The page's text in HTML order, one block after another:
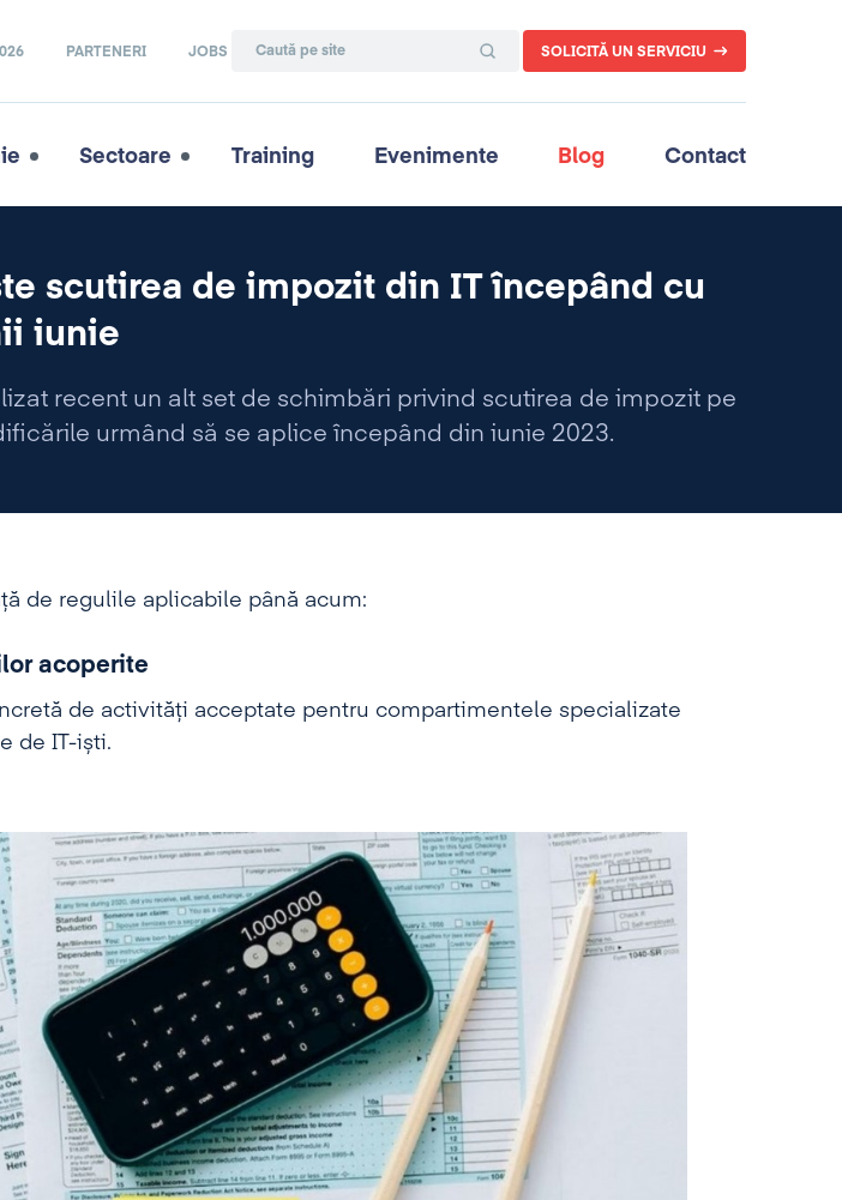
PARTENERI JOBS SOLICITĂ UN SERVICIU
Sectoare Training Evenimente Blog Contact
scutirea de impozit din IT începând cu
iunie
recent un alt set de schimbări privind scutirea de impozit pe
urmând să se aplice începând din iunie 2023.
de regulile aplicabile până acum:
acoperite
de activități acceptate pentru compartimentele specializate
de IT-iști.